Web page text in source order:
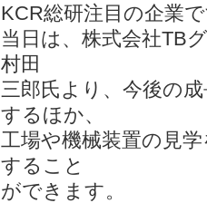
KCR総研注目の企業
当日は、株式会社TB
村田
三郎氏より、今後の
するほか、
工場や機械装置の見
すること
ができます。